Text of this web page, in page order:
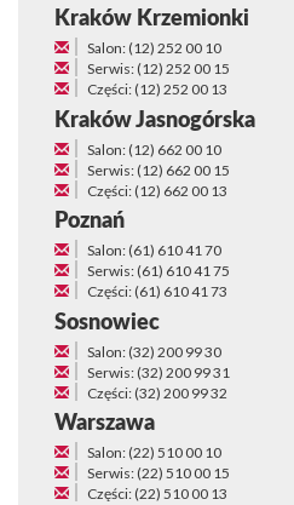
Kraków Krzemionki
Salon: (12) 252 00 10
Serwis: (12) 252 00 15
Części: (12) 252 00 13
Kraków Jasnogórska
Salon: (12) 662 00 10
Serwis: (12) 662 00 15
Części: (12) 662 00 13
Poznań
Salon: (61) 610 41 70
Serwis: (61) 610 41 75
Części: (61) 610 41 73
Sosnowiec
Salon: (32) 200 99 30
Serwis: (32) 200 99 31
Części: (32) 200 99 32
Warszawa
Salon: (22) 510 00 10
Serwis: (22) 510 00 15
Części: (22) 510 00 13